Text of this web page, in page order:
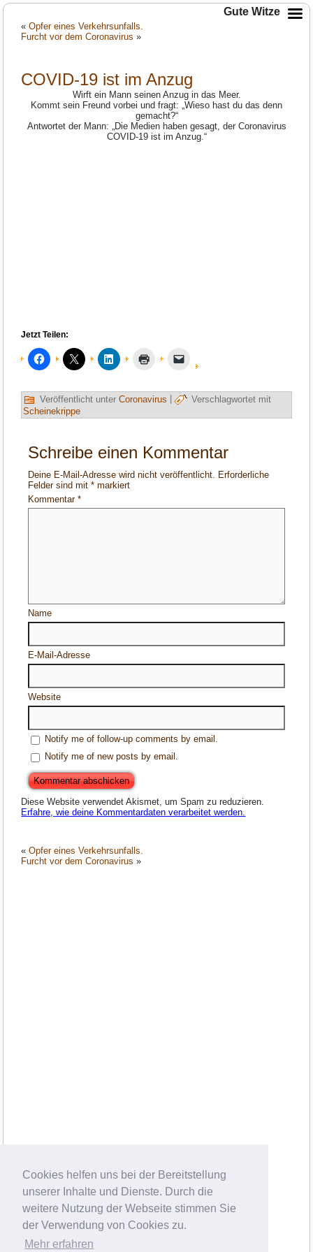
Cookies helfen uns bei der Bereitstellung
unserer Inhalte und Dienste. Durch die
weitere Nutzung der Webseite stimmen Sie
der Verwendung von Cookies zu.
Mehr erfahren
«Opfer eines Verkehrsunfalls.
Furcht vor dem Coronavirus »
COVID-19 ist im Anzug
Wirft ein Mann seinen Anzug in das Meer.
Kommt sein Freund vorbei und fragt: „Wieso hast du das denn
gemacht?“
Antwortet der Mann: „Die Medien haben gesagt, der Coronavirus
COVID-19 ist im Anzug.“
Jetzt Teilen:
Veröffentlicht unter Coronavirus |
Verschlagwortet mit
Scheinekrippe
Schreibe einen Kommentar
Deine E-Mail-Adresse wird nicht veröffentlicht. Erforderliche
Felder sind mit* markiert
Kommentar*
Name
E-Mail-Adresse
Website
Notify me of follow-up comments by email.
Notify me of new posts by email.
Diese Website verwendet Akismet, um Spam zu reduzieren.
Erfahre, wie deine Kommentardaten verarbeitet werden.
«Opfer eines Verkehrsunfalls.
Furcht vor dem Coronavirus »
Gute Witze